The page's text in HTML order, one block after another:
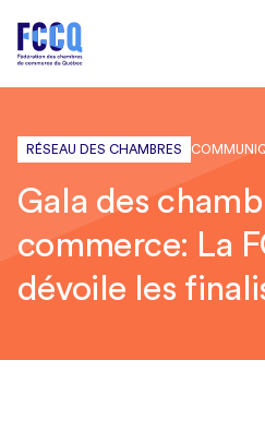
RÉSEAU DES CHAMBRES
Gala des
commerce: La
dévoile les